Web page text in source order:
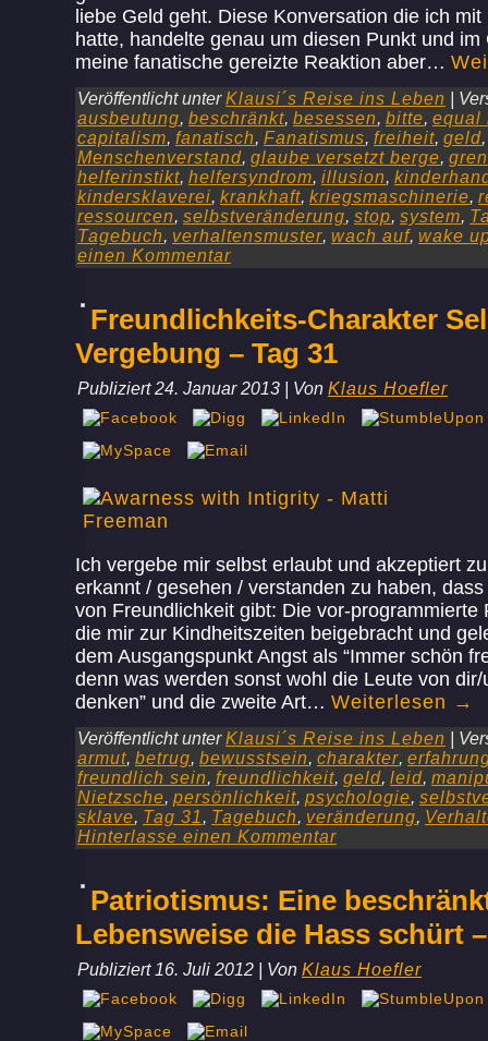
liebe Geld geht. Diese Konversation die ich
hatte, handelte genau um diesen Punkt und im
meine fanatische gereizte Reaktion aber…
Veröffentlicht unter Klausi´s Reise ins Leben
ausbeutung, beschränkt, besessen, bitte, equal
capitalism, fanatisch, Fanatismus, freiheit, geld
Menschenverstand, glaube versetzt berge,
helferinstikt, helfersyndrom, illusion,
kindersklaverei, krankhaft, kriegsmaschinerie,
ressourcen, selbstveränderung, stop, system,
Tagebuch, verhaltensmuster, wach auf, wake
einen Kommentar
Freundlichkeits-Charakter
Vergebung – Tag 31
Publiziert 24. Januar 2013 Von Klaus Hoefler
Ich vergebe mir selbst erlaubt und akzeptiert
erkannt / gesehen / verstanden zu haben,
von Freundlichkeit gibt: Die vor-programmierte
die mir zur Kindheitszeiten beigebracht und
dem Ausgangspunkt Angst als “Immer schön
denn was werden sonst wohl die Leute von
denken” und die zweite Art… Weiterlesen →
Veröffentlicht unter Klausi´s Reise ins Leben
armut, betrug, bewusstsein, charakter,
freundlich sein, freundlichkeit, geld, leid,
Nietzsche, persönlichkeit, psychologie,
sklave, Tag 31 , Tagebuch, veränderung,
Hinterlasse einen Kommentar
Patriotismus: Eine
Lebensweise die Hass schürt
Publiziert 16. Juli 2012 Von Klaus Hoefler